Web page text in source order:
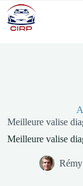
Passer
au
contenu
Meilleure valise
Meilleure valise